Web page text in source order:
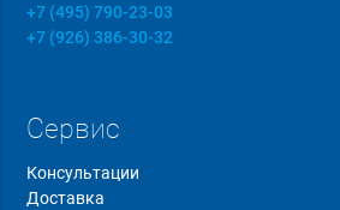
+7 (495) 790-23-03
+7 (926) 386-30-32
Сервис
Консультации
Доставка